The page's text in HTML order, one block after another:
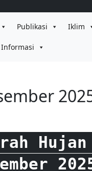
Publikasi Iklim
Informasi
Hujan